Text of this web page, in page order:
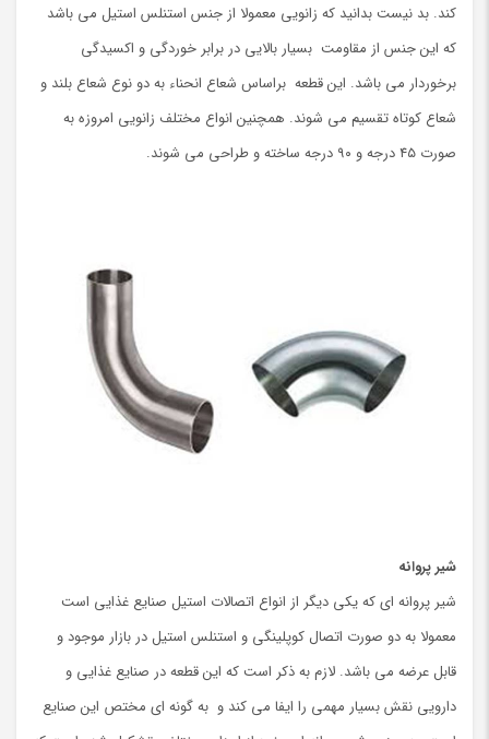
کند. بد نیست بدانید که زانویی معمولا از جنس استنلس استیل می باشد
که این جنس از مقاومت بسیار بالایی در برابر خوردگی و اکسیدگی
برخوردار می باشد. این قطعه براساس شعاع انحناء به دو نوع شعاع بلند و
شعاع کوتاه تقسیم می شوند. همچنین انواع مختلف زانویی امروزه به
صورت ۴۵ درجه و ۹۰ درجه ساخته و طراحی می شوند.
شیر پروانه
شیر پروانه ای که یکی دیگر از انواع اتصالات استیل صنایع غذایی است
معمولا به دو صورت اتصال کوپلینگی و استنلس استیل در بازار موجود و
قابل عرضه می باشد. لازم به ذکر است که این قطعه در صنایع غذایی و
دارویی نقش بسیار مهمی را ایفا می کند و به گونه ای مختص این صنایع